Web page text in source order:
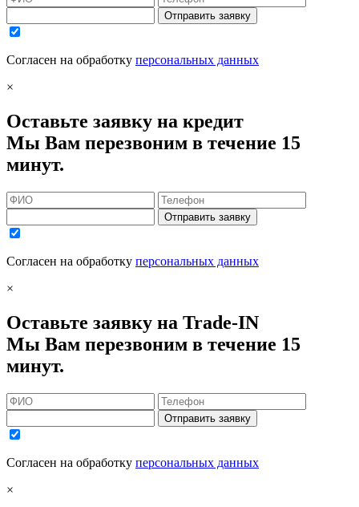
Отправить заявку
Согласен на обработку персональных данных
×
Оставьте заявку на кредит
Мы Вам перезвоним в течение 15
минут.
Отправить заявку
Согласен на обработку персональных данных
×
Оставьте заявку на Trade-IN
Мы Вам перезвоним в течение 15
минут.
Отправить заявку
Согласен на обработку персональных данных
×